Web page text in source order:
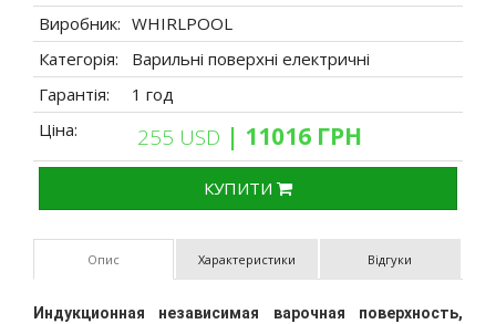
Виробник: WHIRLPOOL
Категорія:
Варильні поверхні електричні
Гарантія:
1 год
Ціна:
255 USD | 11016 ГРН
КУПИТИ
Опис Характеристики Відгуки
Индукционная независимая варочная поверхность,